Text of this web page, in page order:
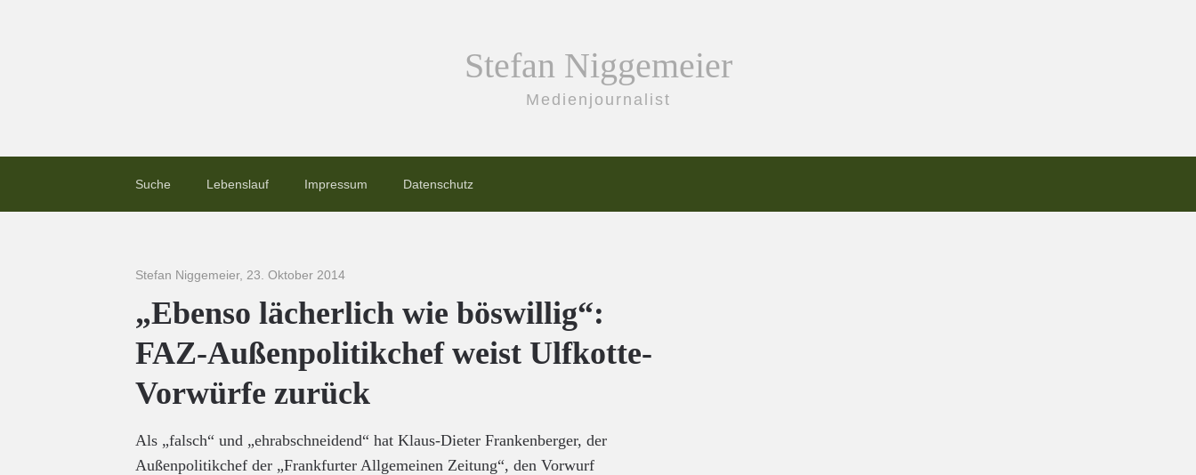
Stefan Niggemeier
Medienjournalist
Suche Lebenslauf Impressum Datenschutz
Stefan Niggemeier, 23. Oktober 2014
„Ebenso lächerlich wie böswillig“:
FAZ-Außenpolitikchef weist Ulfkotte-
Vorwürfe zurück
Als „falsch“ und „ehrabschneidend“ hat Klaus-Dieter Frankenberger, der
Außenpolitikchef der „Frankfurter Allgemeinen Zeitung“, den Vorwurf